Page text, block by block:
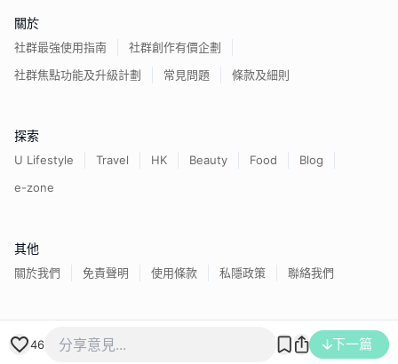
46 下一篇
關於
社群最強使用指南
社群創作有價企劃
社群焦點功能及升級計劃
常見問題 條款及細則
探索
U Lifestyle Travel HK Beauty Food
Blog
e-zone
其他
關於我們 免責聲明 使用條款 私隱政策 聯絡我們
香港經濟日報版權所有©